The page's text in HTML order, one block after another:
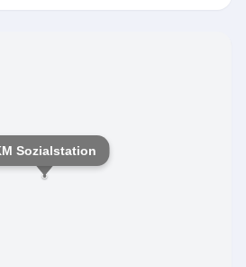
halten. Ergänzt wird das
Leistungen
ein breites Spektrum an
Sozialstation